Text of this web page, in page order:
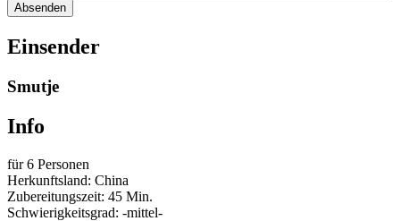
Absenden
Einsender
Smutje
Info
für 6 Personen
Herkunftsland: China
Zubereitungszeit: 45 Min.
Schwierigkeitsgrad: -mittel-